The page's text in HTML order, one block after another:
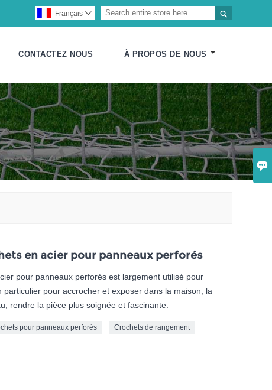


Français 
CONTACTEZ NOUS À PROPOS DE NOUS
en acier pour panneaux perforés
pour panneaux perforés est largement utilisé pour
pour accrocher et exposer dans la maison, la
rendre la pièce plus soignée et fascinante.
pour panneaux perforés Crochets de rangement